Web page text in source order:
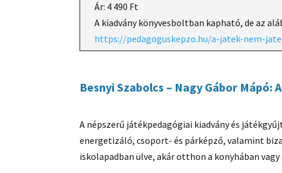
Ár: 4 490 Ft
A kiadvány könyvesboltban kapható, de az
https://pedagoguskepzo.hu/a-jatek-nem-
Besnyi Szabolcs – Nagy Gábor Mápó:
A népszerű játékpedagógiai kiadvány és
energetizáló, csoport- és párképző, valamint
iskolapadban ülve, akár otthon a konyhában